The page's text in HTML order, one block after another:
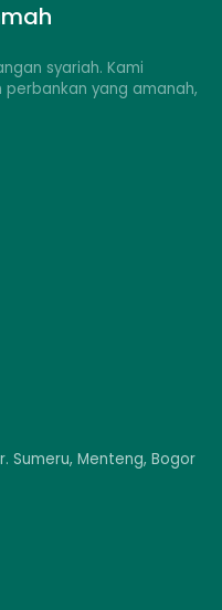
syariah. Kami
yang amanah,
Sumeru, Menteng, Bogor